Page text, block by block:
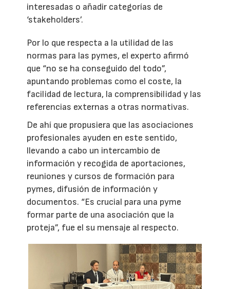
interesadas o añadir categorías de
‘stakeholders’.
Por lo que respecta a la utilidad de las
normas para las pymes, el experto afirmó
que “no se ha conseguido del todo”,
apuntando problemas como el coste, la
facilidad de lectura, la comprensibilidad y las
referencias externas a otras normativas.
De ahí que propusiera que las asociaciones
profesionales ayuden en este sentido,
llevando a cabo un intercambio de
información y recogida de aportaciones,
reuniones y cursos de formación para
pymes, difusión de información y
documentos. “Es crucial para una pyme
formar parte de una asociación que la
proteja”, fue el su mensaje al respecto.